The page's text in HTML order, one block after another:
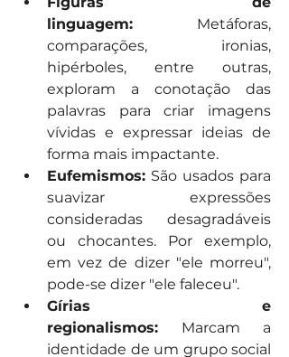
linguagem: Metáforas,
comparações, ironias,
hipérboles, entre outras,
exploram a conotação das
palavras para criar imagens
vívidas e expressar ideias de
forma mais impactante.
Eufemismos: São usados para
suavizar expressões
consideradas desagradáveis
ou chocantes. Por exemplo,
em vez de dizer "ele morreu",
pode-se dizer "ele faleceu".
Gírias e
regionalismos: Marcam a
identidade de um grupo social